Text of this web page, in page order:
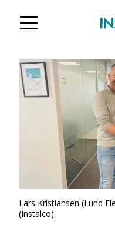
Lars Kristiansen (Lund
(Instalco)